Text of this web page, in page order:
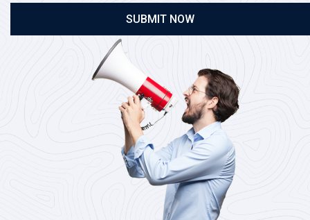
SUBMIT NOW